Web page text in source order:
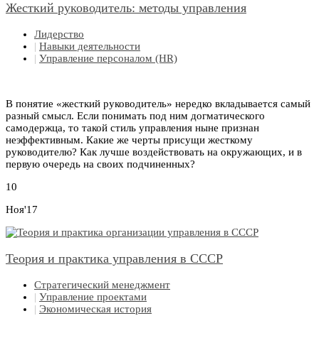
Жесткий руководитель: методы управления
Лидерство
| Навыки деятельности
| Управление персоналом (HR)
В понятие «жесткий руководитель» нередко вкладывается самый
разный смысл. Если понимать под ним догматического
самодержца, то такой стиль управления ныне признан
неэффективным. Какие же черты присущи жесткому
руководителю? Как лучше воздействовать на окружающих, и в
первую очередь на своих подчиненных?
10
Ноя'17
Теория и практика управления в СССР
Стратегический менеджмент
| Управление проектами
| Экономическая история